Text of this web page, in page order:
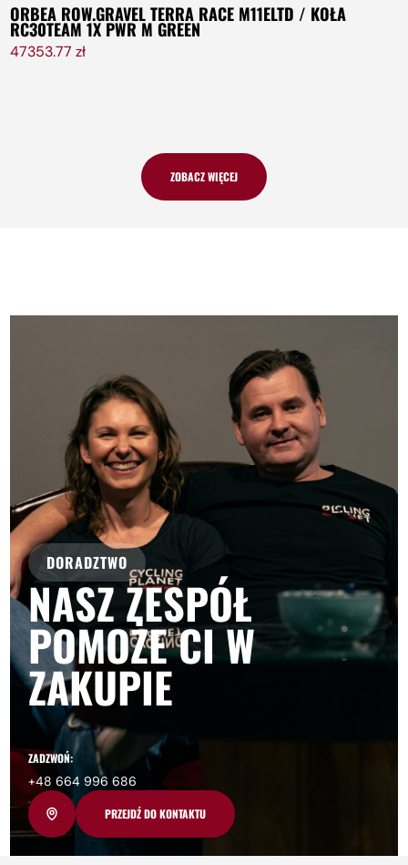
ORBEA ROW.GRAVEL TERRA RACE M11ELTD / KOŁA
RC30TEAM 1X PWR M GREEN
47353.77 zł
ZOBACZ WIĘCEJ
DORADZTWO
NASZ ZESPÓŁ
POMOŻE CI W
ZAKUPIE
ZADZWOŃ:
+48 664 996 686
PRZEJDŹ DO KONTAKTU